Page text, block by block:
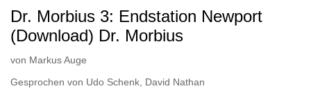
Dr. Morbius 3: Endstation Newport
(Download) Dr. Morbius
von Markus Auge
Gesprochen von Udo Schenk David Nathan